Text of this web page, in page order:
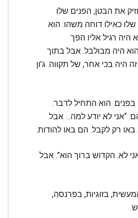
את הבטן, הפנים שלו
כאילו דוחה משהו. הוא
רגיל אליו הפך
היה מבולבל. אבל בתוך
בכי אחר, של תקווה. ג’ון
בפנים. הוא התחיל לדבר.
“אני לא יודע למה… אבל
רק לקבל. הם באו להודות.
לא. הקדוש ברוך הוא". אבל
בזוגיות, בפרנסה,